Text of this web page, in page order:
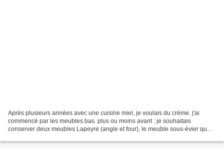
Après plusieurs années avec une cuisine miel, je voulais du crème. j'ai
commencé par les meubles bas. plus ou moins avant : je souhaitais
conserver deux meubles Lapeyre (angle et four), le meuble sous-évier que